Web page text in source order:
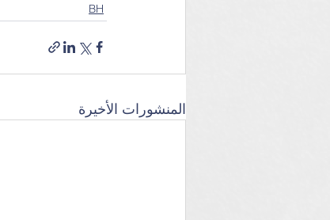
BH
المنشورات الأخيرة